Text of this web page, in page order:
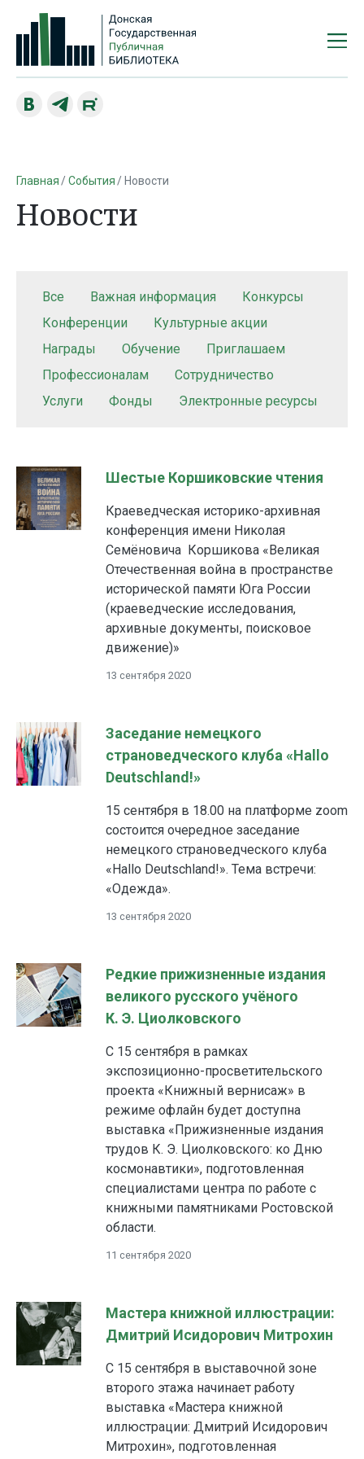
Главная События Новости
Новости
Все Важная информация
Конкурсы
Конференции
Культурные акции
Награды
Обучение
Приглашаем
Профессионалам
Сотрудничество
Услуги
Фонды Электронные ресурсы
Шестые Коршиковские чтения
Краеведческая историко-архивная
конференция имени Николая
Семёновича Коршикова «Великая
Отечественная война в пространстве
исторической памяти Юга России
(краеведческие исследования,
архивные документы, поисковое
движение)»
13 сентября 2020
Заседание немецкого
страноведческого клуба «Hallo
Deutschland!»
15 сентября в 18.00 на платформе zoom
состоится очередное заседание
немецкого страноведческого клуба
«Hallo Deutschland!». Тема встречи:
«Одежда».
13 сентября 2020
Редкие прижизненные издания
великого русского учёного
К. Э. Циолковского
С 15 сентября в рамках
экспозиционно-просветительского
проекта «Книжный вернисаж» в
режиме офлайн будет доступна
выставка «Прижизненные издания
трудов К. Э. Циолковского: ко Дню
космонавтики», подготовленная
специалистами центра по работе с
книжными памятниками Ростовской
области.
11 сентября 2020
Мастера книжной иллюстрации:
Дмитрий Исидорович Митрохин
С 15 сентября в выставочной зоне
второго этажа начинает работу
выставка «Мастера книжной
иллюстрации: Дмитрий Исидорович
Митрохин», подготовленная